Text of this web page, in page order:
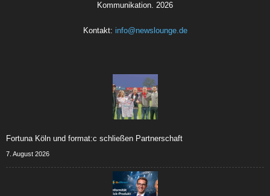
Kommunikation. 2026
Kontakt: info@newslounge.de
Fortuna Köln und format:c schließen Partnerschaft
7. August 2026